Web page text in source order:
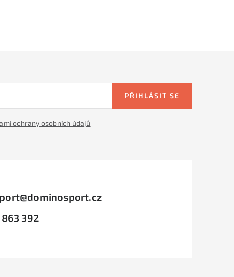
ochrany osobních údajů
PŘIHLÁSIT SE
@dominosport.cz
863 392